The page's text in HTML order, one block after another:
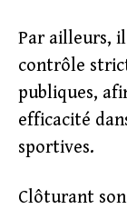
Par ailleurs,
contrôle
publiques,
efficacité
sportives.
Clôturant